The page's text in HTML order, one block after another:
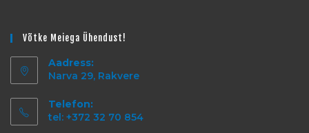
Võtke Meiega Ühendust!
Aadress:
Narva 29, Rakvere
Telefon:
tel: +372 32 70 854